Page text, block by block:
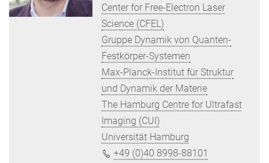
Center for Free-Electron Laser
Science (CFEL)
Gruppe Dynamik von Quanten-
Festkörper-Systemen
Max-Planck-Institut für Struktur
und Dynamik der Materie
The Hamburg Centre for Ultrafast
Imaging (CUI)
Universität Hamburg
+49 (0)40 8998-88101